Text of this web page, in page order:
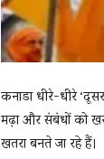
कनाडा धीरे-धीरे
मढ़ा और संबंधों को
खतरा बनते जा रहे हैं।